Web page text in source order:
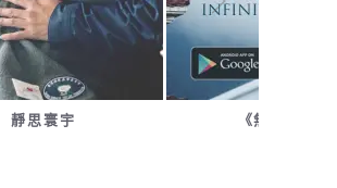
靜思寰宇 《無量義經》